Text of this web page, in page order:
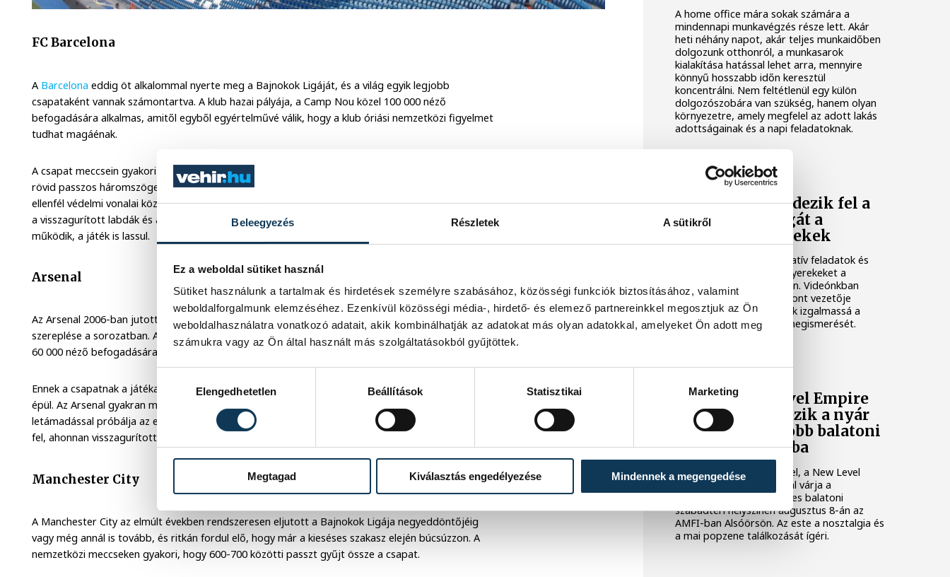
Beleegyezés Részletek A sütikről
Ez a weboldal sütiket használ
Sütiket használunk a tartalmak és hirdetések személyre szabásához, közösségi funkciók biztosításához, valamint
weboldalforgalmunk elemzéséhez. Ezenkívül közösségi média-, hirdető- és elemező partnereinkkel megosztjuk az Ön
weboldalhasználatra vonatkozó adatait, akik kombinálhatják az adatokat más olyan adatokkal, amelyeket Ön adott meg
számukra vagy az Ön által használt más szolgáltatásokból gyűjtöttek.
Elengedhetetlen
Beállítások Statisztikai Marketing
Megtagad Kiválasztás engedélyezése Mindennek a megengedése
FC Barcelona
A Barcelona eddig öt alkalommal nyerte meg a Bajnokok Ligáját, és a világ egyik legjobb
csapataként vannak számontartva. A klub hazai pályája, a Camp Nou közel 100 000 néző
befogadására alkalmas, amitől egyből egyértelművé válik, hogy a klub óriási nemzetközi figyelmet
tudhat magáénak.
A csapat meccsein gyakori a magas labdabirtoklási arány, ami elsősorban a középpályán kialakított
rövid passzos háromszögekből adódik. A labda folyamatos mozgatásával az a céljuk, hogy az
ellenfél védelmi vonalai között rések nyíljanak, főleg a félterületekben. Ezekből a zónákból érkeznek
a visszagurított labdák és a védők mögé ívelt passzok, amikből helyzetek alakulnak ki. Ha ez nem
működik, a játék is lassul.
Arsenal
Az Arsenal 2006-ban jutott el a Bajnokok Ligája döntőjéig, ami a klub történetének eddigi legjobb
szereplése a sorozatban. A hazai mérkőzéseket az Emirates Stadionban játsszák, amely nagyjából
60 000 néző befogadására alkalmas.
Ennek a csapatnak a játéka leginkább az intenzív labda nélküli mozgásra és a gyors passzcserékre
épül. Az Arsenal gyakran már a mérkőzés elején magasra tolja fel a védelmi vonalat, és
letámadással próbálja az ellenfél térfelén tartani a játékot. A támadások sokszor a széleken futnak
fel, ahonnan visszagurított labdák és lapos beadások érkeznek a tizenhatos környékére.
Manchester City
A Manchester City az elmúlt években rendszeresen eljutott a Bajnokok Ligája negyeddöntőjéig
vagy még annál is tovább, és ritkán fordul elő, hogy már a kieséses szakasz elején búcsúzzon. A
nemzetközi meccseken gyakori, hogy 600-700 közötti passzt gyűjt össze a csapat.
A home office mára sokak számára a
mindennapi munkavégzés része lett. Akár
heti néhány napot, akár teljes munkaidőben
dolgozunk otthonról, a munkasarok
kialakítása hatással lehet arra, mennyire
könnyű hosszabb időn keresztül
koncentrálni. Nem feltétlenül egy külön
dolgozószobára van szükség, hanem olyan
környezetre, amely megfelel az adott lakás
adottságainak és a napi feladatoknak.
Játék közben fedezik fel a
tudomány világát a
veszprémi gyerekek
Látványos kísérletek, kreatív feladatok és
sok-sok élmény várja a gyerekeket a
veszprémi Tinker Labsben. Videónkban
Balassa Marietta, a központ vezetője
mutatja be, hogyan teszik izgalmassá a
természettudományok megismerését.
TNT és New Level Empire
koncerttel érkezik a nyár
egyik legnagyobb balatoni
bulija az AMFI-ba
A TNT ikonikus slágereivel, a New Level
Empire lendületes dalaival várja a
közönséget egy különleges balatoni
szabadtéri helyszínen augusztus 8-án az
AMFI-ban Alsóörsön. Az este a nosztalgia és
a mai popzene találkozását ígéri.